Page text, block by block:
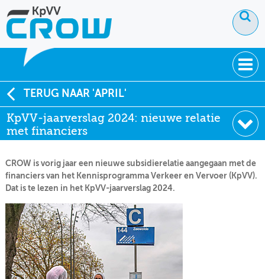
OVER KPVV
NIEUWS
KENNIS
NETWERK V&V
TERUG NAAR 'APRIL'
KpVV-jaarverslag 2024: nieuwe relatie
met financiers
December
Augustus
Juli
Juni
CROW is vorig jaar een nieuwe subsidierelatie aangegaan met de
financiers van het Kennisprogramma Verkeer en Vervoer (KpVV).
Dat is te lezen in het KpVV-jaarverslag 2024.